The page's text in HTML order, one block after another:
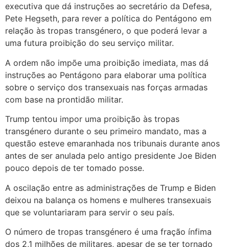
executiva que dá instruções ao secretário da Defesa,
Pete Hegseth, para rever a política do Pentágono em
relação às tropas transgénero, o que poderá levar a
uma futura proibição do seu serviço militar.
A ordem não impõe uma proibição imediata, mas dá
instruções ao Pentágono para elaborar uma política
sobre o serviço dos transexuais nas forças armadas
com base na prontidão militar.
Trump tentou impor uma proibição às tropas
transgénero durante o seu primeiro mandato, mas a
questão esteve emaranhada nos tribunais durante anos
antes de ser anulada pelo antigo presidente Joe Biden
pouco depois de ter tomado posse.
A oscilação entre as administrações de Trump e Biden
deixou na balança os homens e mulheres transexuais
que se voluntariaram para servir o seu país.
O número de tropas transgénero é uma fração ínfima
dos 2,1 milhões de militares, apesar de se ter tornado